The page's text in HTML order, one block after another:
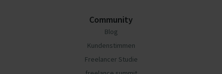
Community
Blog
Kundenstimmen
Freelancer Studie